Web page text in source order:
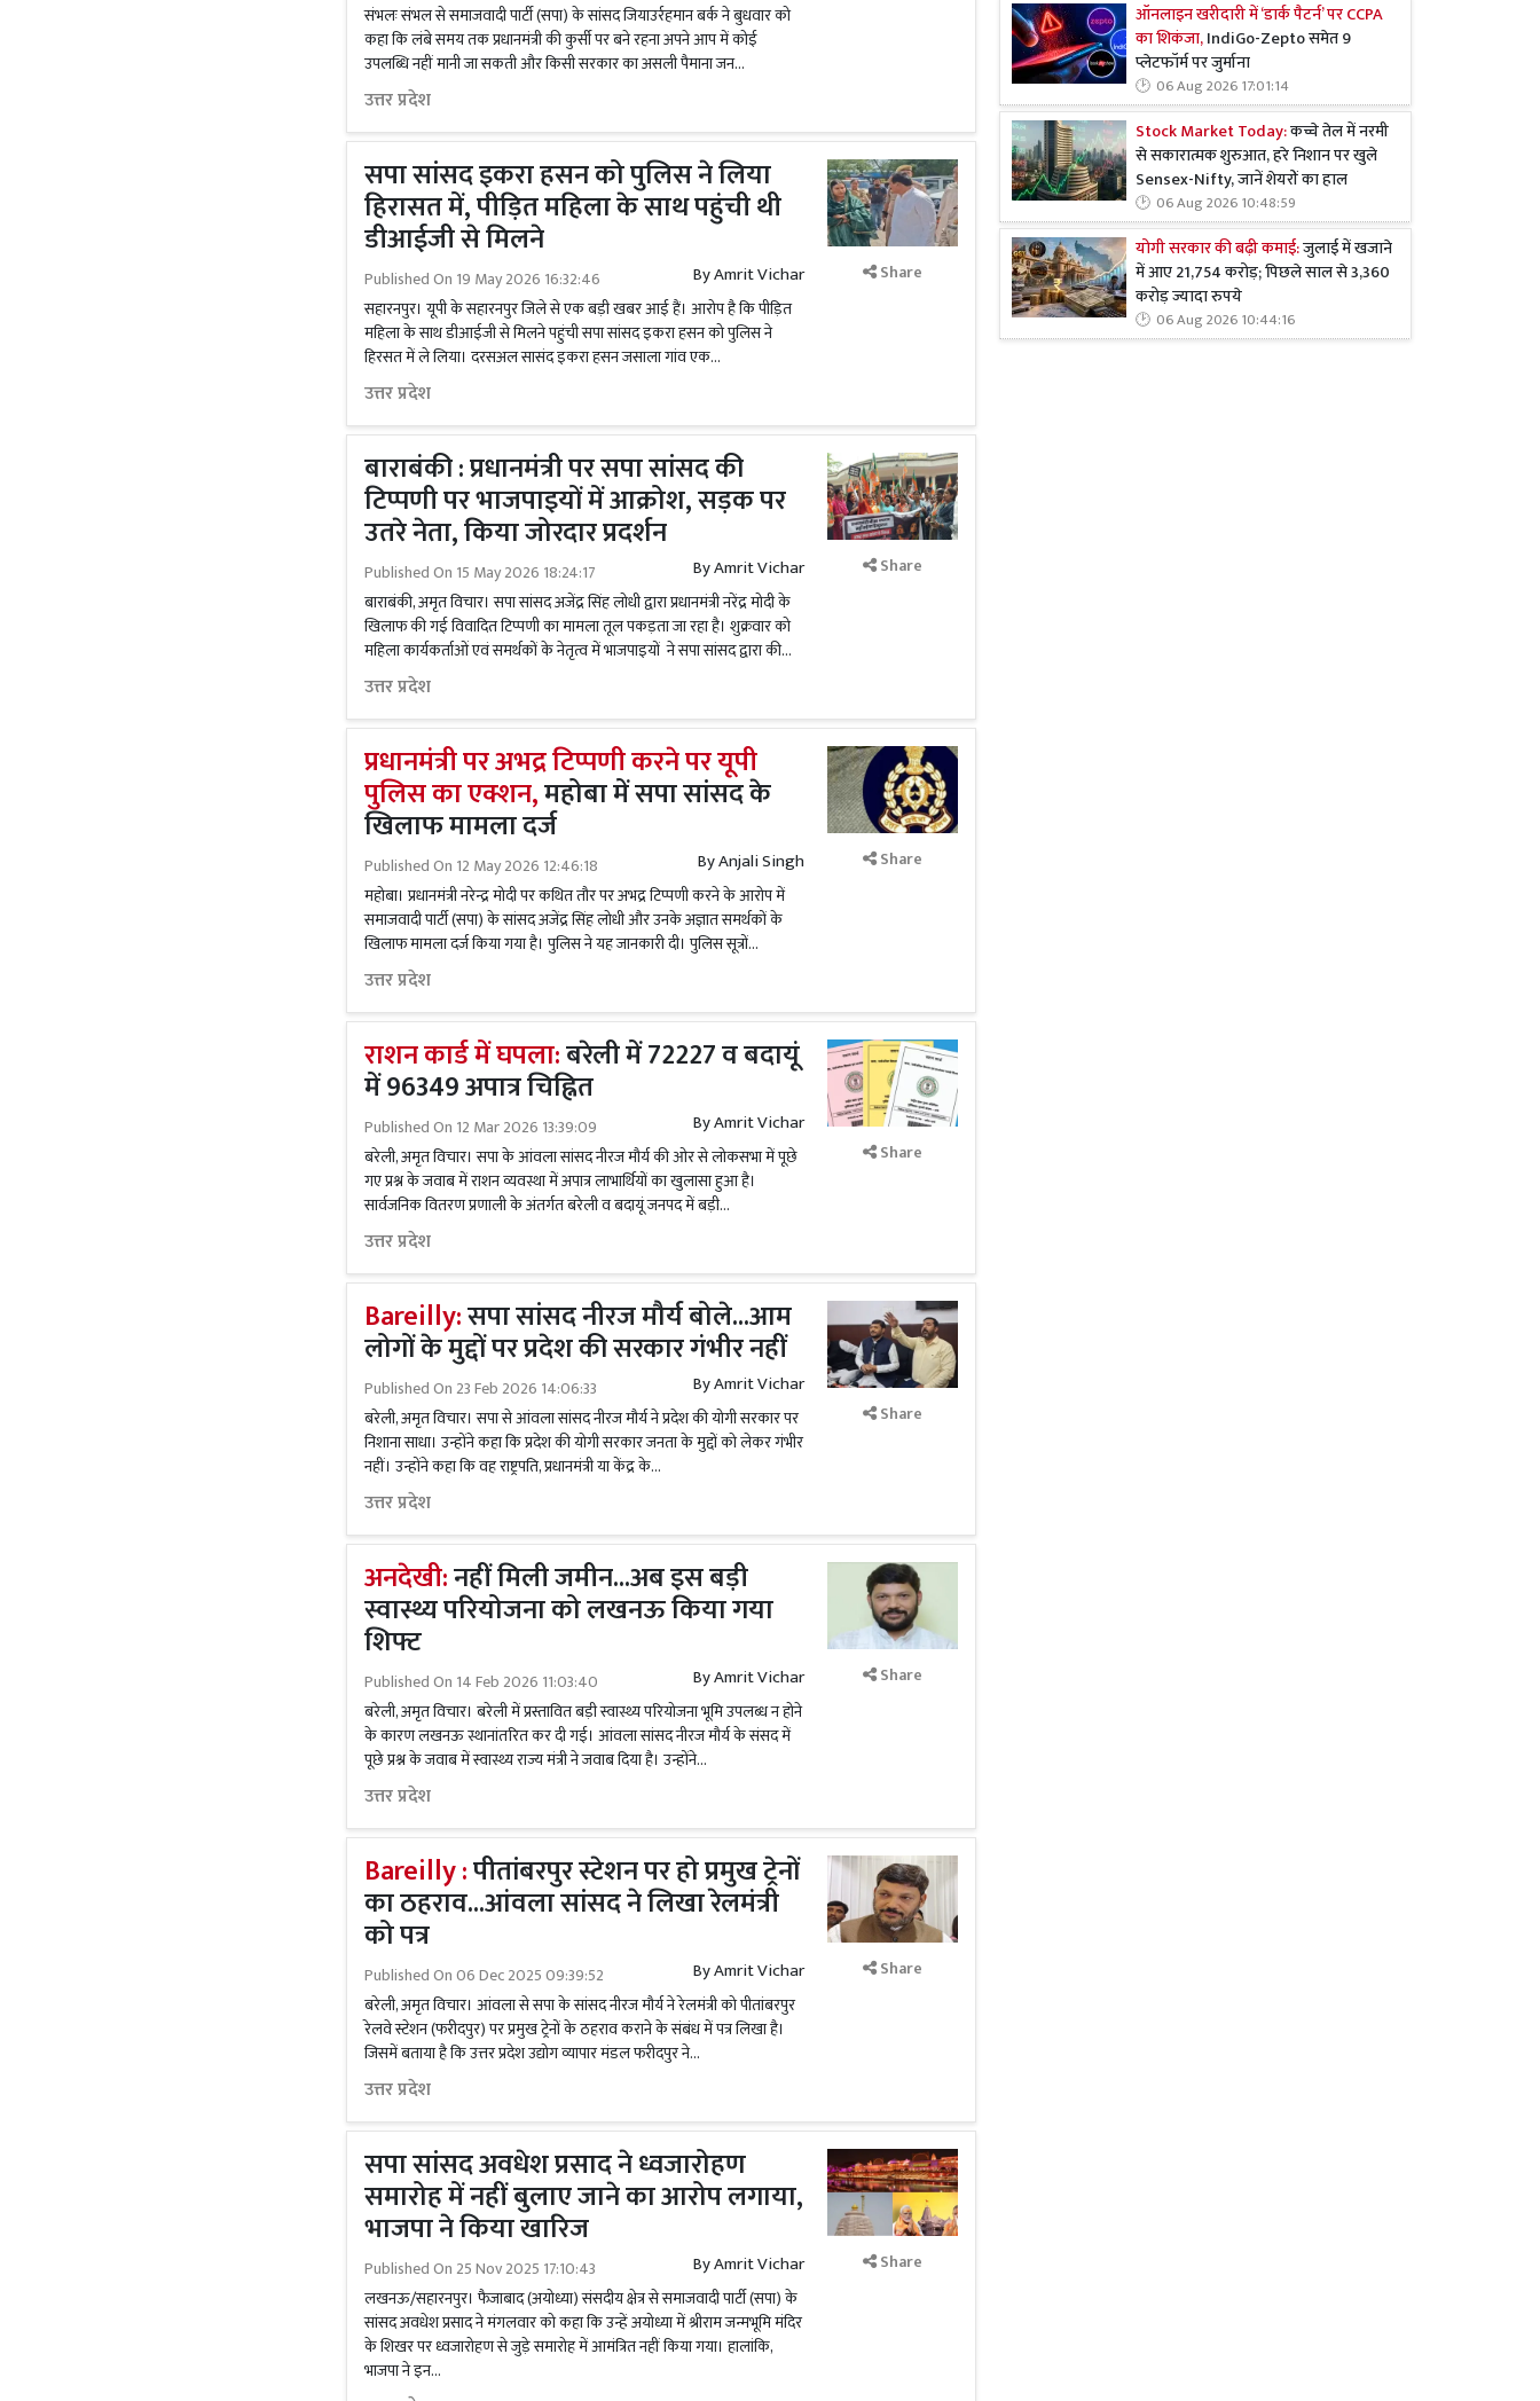
संभलः संभल से समाजवादी पार्टी (सपा) के सांसद जियाउर्रहमान बर्क ने बुधवार को
कहा कि लंबे समय तक प्रधानमंत्री की कुर्सी पर बने रहना अपने आप में कोई
उपलब्धि नहीं मानी जा सकती और किसी सरकार का असली पैमाना जन...
उत्तर प्रदेश
सपा सांसद इकरा हसन को पुलिस ने लिया
हिरासत में, पीड़ित महिला के साथ पहुंची थी
डीआईजी से मिलने
Published On 19 May 2026 16:32:46 ByAmrit Vichar
सहारनपुर। यूपी के सहारनपुर जिले से एक बड़ी खबर आई हैं। आरोप है कि पीड़ित
महिला के साथ डीआईजी से मिलने पहुंची सपा सांसद इकरा हसन को पुलिस ने
हिरसत में ले लिया। दरसअल सासंद इकरा हसन जसाला गांव एक...
उत्तर प्रदेश
Share
बाराबंकी : प्रधानमंत्री पर सपा सांसद की
टिप्पणी पर भाजपाइयों में आक्रोश, सड़क पर
उतरे नेता, किया जोरदार प्रदर्शन
Published On 15 May 2026 18:24:17 ByAmrit Vichar
बाराबंकी, अमृत विचार। सपा सांसद अजेंद्र सिंह लोधी द्वारा प्रधानमंत्री नरेंद्र मोदी के
खिलाफ की गई विवादित टिप्पणी का मामला तूल पकड़ता जा रहा है। शुक्रवार को
महिला कार्यकर्ताओं एवं समर्थकों के नेतृत्व में भाजपाइयों ने सपा सांसद द्वारा की...
उत्तर प्रदेश
Share
प्रधानमंत्री पर अभद्र टिप्पणी करने पर यूपी
पुलिस का एक्शन,महोबा में सपा सांसद के
खिलाफ मामला दर्ज
Published On 12 May 2026 12:46:18 ByAnjali Singh
महोबा। प्रधानमंत्री नरेन्द्र मोदी पर कथित तौर पर अभद्र टिप्पणी करने के आरोप में
समाजवादी पार्टी (सपा) के सांसद अजेंद्र सिंह लोधी और उनके अज्ञात समर्थकों के
खिलाफ मामला दर्ज किया गया है। पुलिस ने यह जानकारी दी। पुलिस सूत्रों...
उत्तर प्रदेश
Share
राशन कार्ड में घपला:बरेली में 72227 व बदायूं
में 96349 अपात्र चिह्नित
Published On 12 Mar 2026 13:39:09 ByAmrit Vichar
बरेली, अमृत विचार। सपा के आंवला सांसद नीरज मौर्य की ओर से लोकसभा में पूछे
गए प्रश्न के जवाब में राशन व्यवस्था में अपात्र लाभार्थियों का खुलासा हुआ है।
सार्वजनिक वितरण प्रणाली के अंतर्गत बरेली व बदायूं जनपद में बड़ी...
उत्तर प्रदेश
Share
Bareilly:सपा सांसद नीरज मौर्य बोले...आम
लोगों के मुद्दों पर प्रदेश की सरकार गंभीर नहीं
Published On 23 Feb 2026 14:06:33 ByAmrit Vichar
बरेली, अमृत विचार। सपा से आंवला सांसद नीरज मौर्य ने प्रदेश की योगी सरकार पर
निशाना साधा। उन्होंने कहा कि प्रदेश की योगी सरकार जनता के मुद्दों को लेकर गंभीर
नहीं। उन्होंने कहा कि वह राष्ट्रपति, प्रधानमंत्री या केंद्र के...
उत्तर प्रदेश
Share
अनदेखी:नहीं मिली जमीन...अब इस बड़ी
स्वास्थ्य परियोजना को लखनऊ किया गया
शिफ्ट
Published On 14 Feb 2026 11:03:40 ByAmrit Vichar
बरेली, अमृत विचार। बरेली में प्रस्तावित बड़ी स्वास्थ्य परियोजना भूमि उपलब्ध न होने
के कारण लखनऊ स्थानांतरित कर दी गई। आंवला सांसद नीरज मौर्य के संसद में
पूछे प्रश्न के जवाब में स्वास्थ्य राज्य मंत्री ने जवाब दिया है। उन्होंने...
उत्तर प्रदेश
Share
Bareilly :पीतांबरपुर स्टेशन पर हो प्रमुख ट्रेनों
का ठहराव...आंवला सांसद ने लिखा रेलमंत्री
को पत्र
Published On06 Dec 2025 09:39:52 ByAmrit Vichar
बरेली, अमृत विचार। आंवला से सपा के सांसद नीरज मौर्य ने रेलमंत्री को पीतांबरपुर
रेलवे स्टेशन (फरीदपुर) पर प्रमुख ट्रेनों के ठहराव कराने के संबंध में पत्र लिखा है।
जिसमें बताया है कि उत्तर प्रदेश उद्योग व्यापार मंडल फरीदपुर ने...
उत्तर प्रदेश
Share
सपा सांसद अवधेश प्रसाद ने ध्वजारोहण
समारोह में नहीं बुलाए जाने का आरोप लगाया,
भाजपा ने किया खारिज
Published On 25 Nov 2025 17:10:43 ByAmrit Vichar
लखनऊ/सहारनपुर। फैजाबाद (अयोध्या) संसदीय क्षेत्र से समाजवादी पार्टी (सपा) के
सांसद अवधेश प्रसाद ने मंगलवार को कहा कि उन्हें अयोध्या में श्रीराम जन्मभूमि मंदिर
के शिखर पर ध्वजारोहण से जुड़े समारोह में आमंत्रित नहीं किया गया। हालांकि,
भाजपा ने इन...
Share
ऑनलाइन खरीदारी में ‘डार्क पैटर्न’ पर CCPA
का शिकंजा,IndiGo-Zepto समेत 9
प्लेटफॉर्म पर जुर्माना
06 Aug 2026 17:01:14
Stock Market Today:कच्चे तेल में नरमी
से सकारात्मक शुरुआत, हरे निशान पर खुले
Sensex-Nifty, जानें शेयरों का हाल
06 Aug 2026 10:48:59
योगी सरकार की बढ़ी कमाई:जुलाई में खजाने
में आए 21,754 करोड़; पिछले साल से 3,360
करोड़ ज्यादा रुपये
06 Aug 2026 10:44:16